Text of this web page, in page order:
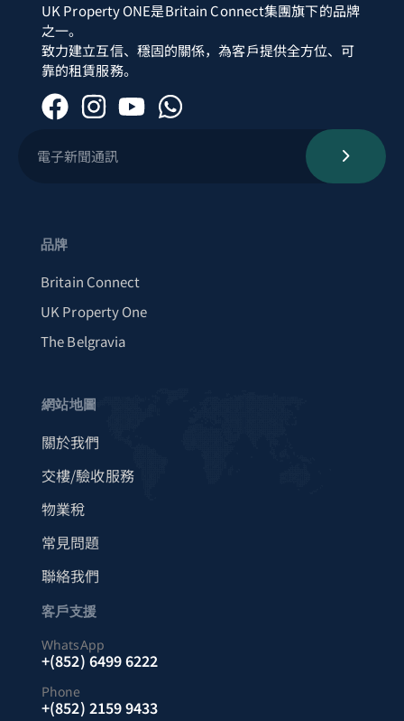
UK Property ONE是Britain Connect集團旗下的品牌
之一。
致力建立互信、穩固的關係，為客戶提供全方位、可
靠的租賃服務。
品牌
Britain Connect
UK Property One
The Belgravia
網站地圖
關於我們
交樓/驗收服務
物業稅
常見問題
聯絡我們
客戶支援
WhatsApp
+(852) 6499 6222
Phone
+(852) 2159 9433